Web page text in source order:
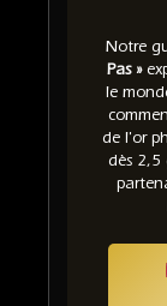
Notre
Pas »
le
de l'or
dès 2,5